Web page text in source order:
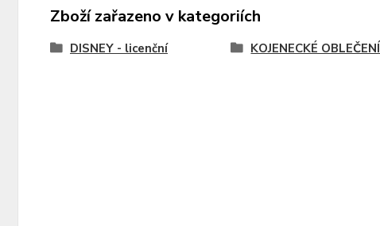
Zboží zařazeno v kategoriích
DISNEY - licenční KOJENECKÉ OBLEČENÍ